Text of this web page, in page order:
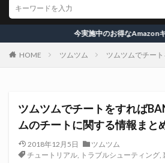
今実施中のお得なAmazonキャンペーン一覧
HOME ツムツム ツムツムでチー
ツムツムでチートをすれば
ムのチートに関する情報まと
2018年12月5日
ツムツム
チュートリアル, トラブルシューティング,